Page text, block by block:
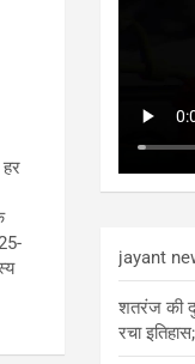
jayant
शतरंज की
रचा